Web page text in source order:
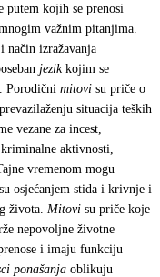
putem kojih se prenosi
važnim pitanjima.
način izražavanja
jezikkojim se
Porodični mitovi su priče o
situacija teških
vezane za incest,
aktivnosti,
vremenom mogu
osjećanjem stida i krivnje i
života. Mitovi su priče koje
nepovoljne životne
i imaju funkciju
ponašanja oblikuju